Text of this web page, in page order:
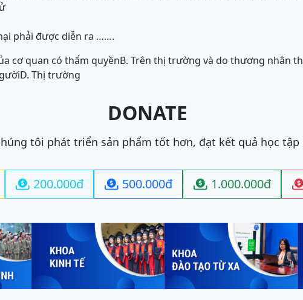
phải được diễn ra …….
cơ quan có thẩm quyềnB. Trên thị trường và do thương nhân
D. Thị trường
DONATE
tôi phát triển sản phẩm tốt hơn, đạt kết quả học tập
 200.000đ  500.000đ  1.000.000đ